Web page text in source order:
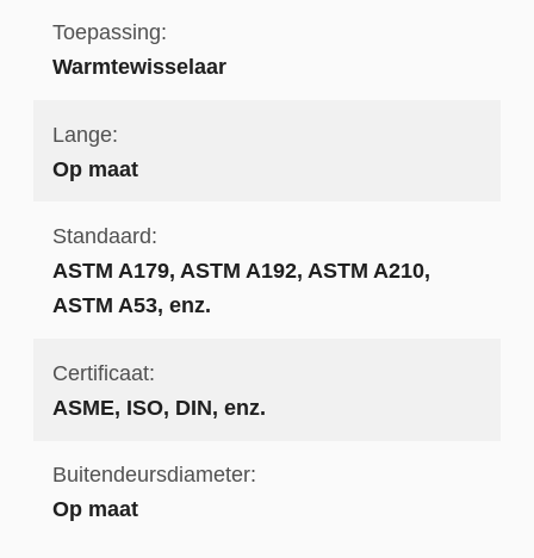
Toepassing:
Warmtewisselaar
Lange:
Op maat
Standaard:
ASTM A179, ASTM A192, ASTM A210,
ASTM A53, enz.
Certificaat:
ASME, ISO, DIN, enz.
Buitendeursdiameter:
Op maat